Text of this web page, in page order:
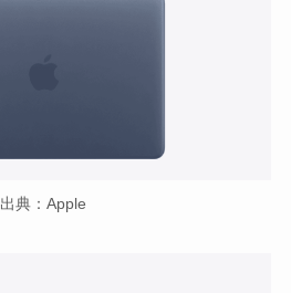
出典：Apple